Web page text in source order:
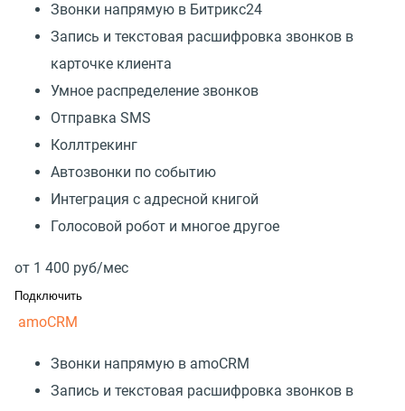
Звонки напрямую в Битрикс24
Запись и текстовая расшифровка звонков в
карточке клиента
Умное распределение звонков
Отправка SMS
Коллтрекинг
Автозвонки по событию
Интеграция с адресной книгой
Голосовой робот и многое другое
от 1 400 руб/мес
Подключить
amoCRM
Звонки напрямую в amoCRM
Запись и текстовая расшифровка звонков в